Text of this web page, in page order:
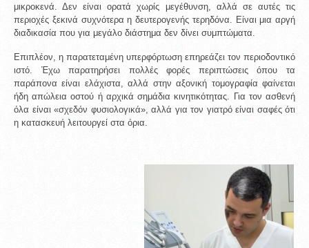
μικροκενά. Δεν είναι ορατά χωρίς μεγέθυνση, αλλά σε αυτές τις
περιοχές ξεκινά συχνότερα η δευτερογενής τερηδόνα. Είναι μια αργή
διαδικασία που για μεγάλο διάστημα δεν δίνει συμπτώματα.
Επιπλέον, η παρατεταμένη υπερφόρτωση επηρεάζει τον περιοδοντικό
ιστό. Έχω παρατηρήσει πολλές φορές περιπτώσεις όπου τα
παράπονα είναι ελάχιστα, αλλά στην αξονική τομογραφία φαίνεται
ήδη απώλεια οστού ή αρχικά σημάδια κινητικότητας. Για τον ασθενή
όλα είναι «σχεδόν φυσιολογικά», αλλά για τον γιατρό είναι σαφές ότι
η κατασκευή λειτουργεί στα όρια.